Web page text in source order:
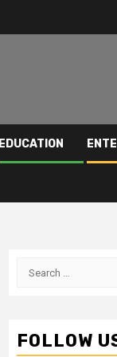
EDUCATION
Search
FOLLOW